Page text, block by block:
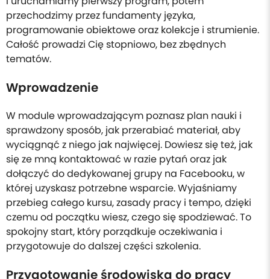
przechodzimy przez fundamenty języka,
programowanie obiektowe oraz kolekcje i strumienie.
Całość prowadzi Cię stopniowo, bez zbędnych
tematów.
Wprowadzenie
W module wprowadzającym poznasz plan nauki i
sprawdzony sposób, jak przerabiać materiał, aby
wyciągnąć z niego jak najwięcej. Dowiesz się też, jak
się ze mną kontaktować w razie pytań oraz jak
dołączyć do dedykowanej grupy na Facebooku, w
której uzyskasz potrzebne wsparcie. Wyjaśniamy
przebieg całego kursu, zasady pracy i tempo, dzięki
czemu od początku wiesz, czego się spodziewać. To
spokojny start, który porządkuje oczekiwania i
przygotowuje do dalszej części szkolenia.
Przygotowanie środowiska do pracy